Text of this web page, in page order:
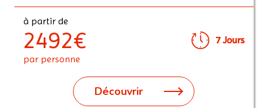
à partir de
2492€
par personne
7 Jours
Découvrir